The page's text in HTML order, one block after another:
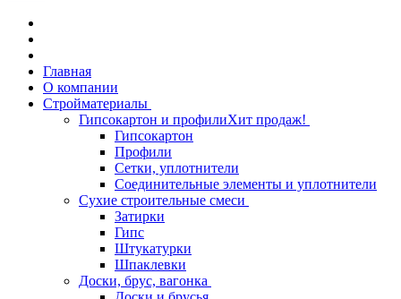
Главная
О компании
Стройматериалы
Гипсокартон и профилиХит продаж!
Гипсокартон
Профили
Сетки, уплотнители
Соединительные элементы и уплотнители
Сухие строительные смеси
Затирки
Гипс
Штукатурки
Шпаклевки
Доски, брус, вагонка